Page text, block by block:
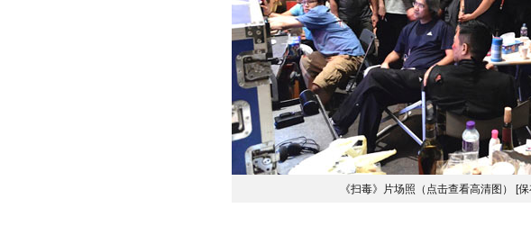
《扫毒》片场照（点击查看高清图） [